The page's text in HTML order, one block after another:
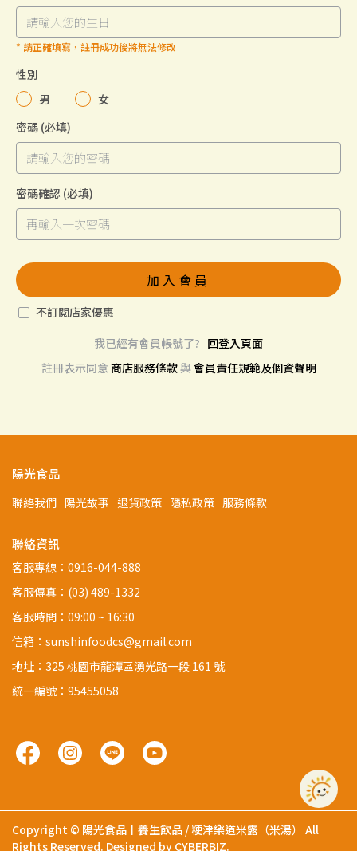
* 請正確填寫，註冊成功後將無法修改
性別
男
女
密碼 (必填)
密碼確認 (必填)
加入會員
不訂閱店家優惠
我已經有會員帳號了? 回登入頁面
註冊表示同意 商店服務條款與會員責任規範及個資聲明
陽光食品
聯絡我們 陽光故事 退貨政策 隱私政策 服務條款
聯絡資訊
客服專線：0916-044-888
客服傳真：(03) 489-1332
客服時間：09:00 ~ 16:30
信箱：sunshinfoodcs@gmail.com
地址：325 桃園市龍潭區湧光路一段 161 號
統一編號：95455058
Copyright © 陽光食品丨養生飲品 / 粳津樂道米露（米湯） All
Rights Reserved. Designed by CYBERBIZ.